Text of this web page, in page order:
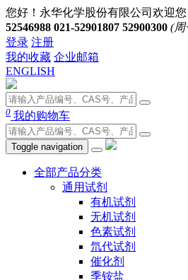
您好！永华化学股份有限公司欢迎您
52546988 021-52901807 52900300 (周
登录 注册
我的收藏 企业邮箱
ENGLISH
0 我的购物车
Toggle navigation
全部产品分类
通用试剂
有机试剂
无机试剂
色素试剂
氘代试剂
催化剂
季铵盐